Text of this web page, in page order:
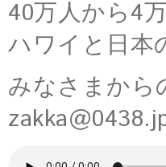
40万人から4
ハワイと日本
みなさまから